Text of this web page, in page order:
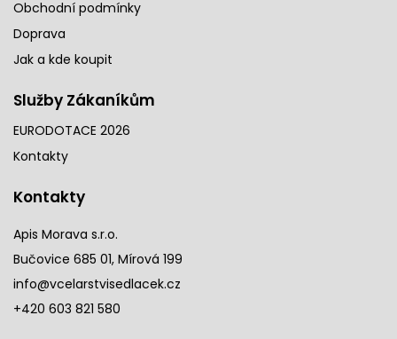
Obchodní podmínky
Doprava
Jak a kde koupit
Služby Zákaníkům
EURODOTACE 2026
Kontakty
Kontakty
Apis Morava s.r.o.
Bučovice 685 01, Mírová 199
info@vcelarstvisedlacek.cz
+420 603 821 580